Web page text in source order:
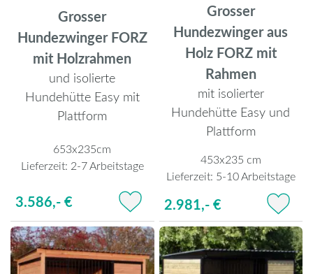
Grosser
Hundezwinger FORZ
mit Holzrahmen
und isolierte
Hundehütte Easy mit
Plattform
653x235cm
Lieferzeit: 2-7 Arbeitstage
3.586,- €
Grosser
Hundezwinger aus
Holz FORZ mit
Rahmen
mit isolierter
Hundehütte Easy und
Plattform
453x235 cm
Lieferzeit: 5-10 Arbeitstage
2.981,- €